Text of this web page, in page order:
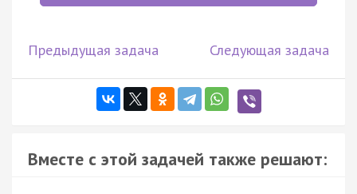
Предыдущая задача Следующая задача
Вместе с этой задачей также решают: